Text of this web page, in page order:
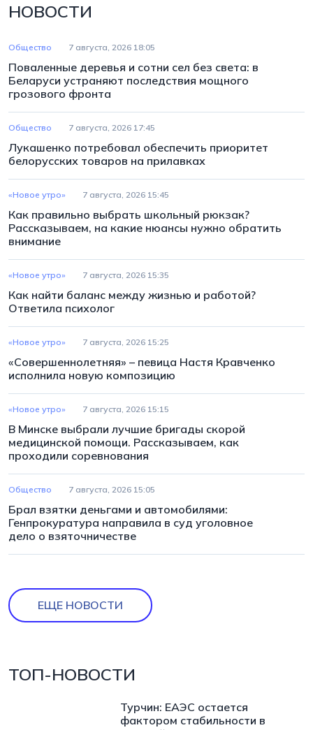
НОВОСТИ
Общество 7 августа, 2026 18:05
Поваленные деревья и сотни сел без света: в
Беларуси устраняют последствия мощного
грозового фронта
Общество 7 августа, 2026 17:45
Лукашенко потребовал обеспечить приоритет
белорусских товаров на прилавках
«Новое утро» 7 августа, 2026 15:45
Как правильно выбрать школьный рюкзак?
Рассказываем, на какие нюансы нужно обратить
внимание
«Новое утро» 7 августа, 2026 15:35
Как найти баланс между жизнью и работой?
Ответила психолог
«Новое утро» 7 августа, 2026 15:25
«Совершеннолетняя» – певица Настя Кравченко
исполнила новую композицию
«Новое утро» 7 августа, 2026 15:15
В Минске выбрали лучшие бригады скорой
медицинской помощи. Рассказываем, как
проходили соревнования
Общество 7 августа, 2026 15:05
Брал взятки деньгами и автомобилями:
Генпрокуратура направила в суд уголовное
дело о взяточничестве
ЕЩЕ НОВОСТИ
ТОП-НОВОСТИ
Турчин: ЕАЭС остается
фактором стабильности в